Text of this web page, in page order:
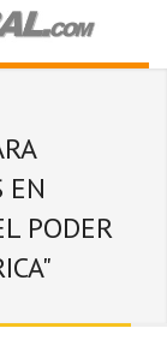
EN
PODER